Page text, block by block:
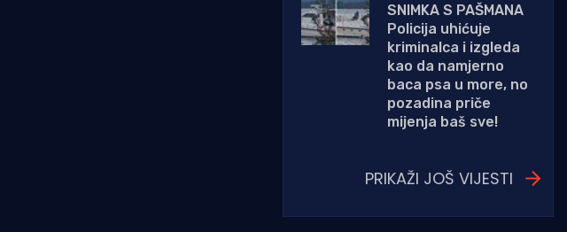
SNIMKA S PAŠMANA
Policija uhićuje
kriminalca i izgleda
kao da namjerno
baca psa u more, no
pozadina priče
mijenja baš sve!
PRIKAŽI JOŠ VIJESTI